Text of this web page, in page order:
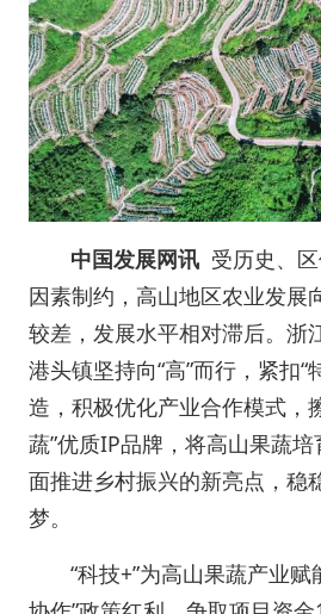
中国发展网讯 受历史、
因素制约，高山地区农业发展
较差，发展水平相对滞后。浙
港头镇坚持向“高”而行，紧扣“
造，积极优化产业合作模式，
蔬”优质IP品牌，将高山果蔬
面推进乡村振兴的新亮点，稳
梦。
“科技+”为高山果蔬产业